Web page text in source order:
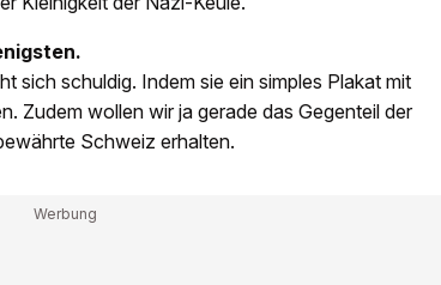
sich schuldig. Indem sie ein simples Plakat mit
Zudem wollen wir ja gerade das Gegenteil der
Schweiz erhalten.